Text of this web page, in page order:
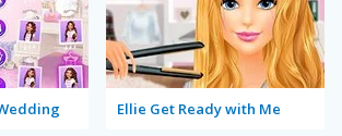
Ellie Get Ready with Me